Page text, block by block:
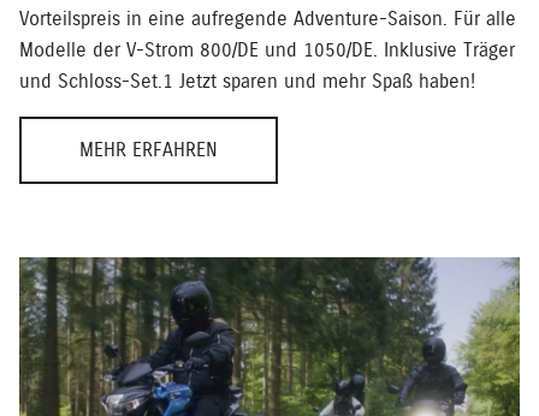
Vorteilspreis in eine aufregende Adventure-Saison. Für alle
Modelle der V-Strom 800/DE und 1050/DE. Inklusive Träger
und Schloss-Set.1 Jetzt sparen und mehr Spaß haben!
MEHR ERFAHREN